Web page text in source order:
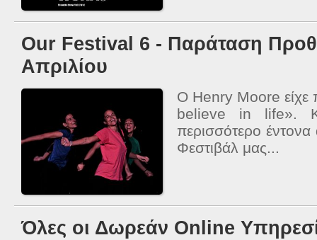
Our Festival 6 - Παράταση
Απριλίου
Ο Henry Moore είχε
believe in life».
περισσότερο
Φεστιβάλ μας...
Όλες οι Δωρεάν Online